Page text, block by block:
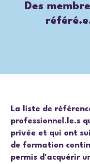
Des
La liste de
professionnel.le.s
privée et qui ont
de formation
permis d'acquérir